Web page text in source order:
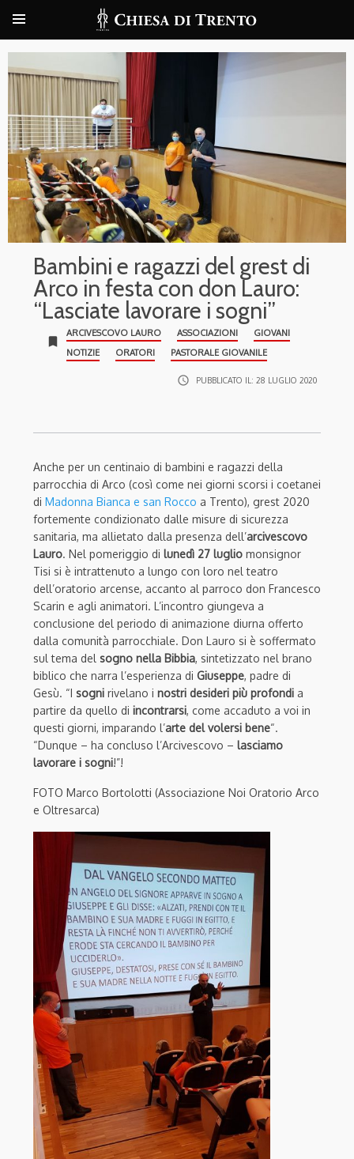
Bambini e ragazzi del grest di
Arco in festa con don Lauro:
“Lasciate lavorare i sogni”
bookmark
ARCIVESCOVO LAURO ASSOCIAZIONI
GIOVANI
NOTIZIE
ORATORI PASTORALE GIOVANILE
access_time PUBBLICATO IL: 28 LUGLIO 2020
Anche per un centinaio di bambini e ragazzi della
parrocchia di Arco (così come nei giorni scorsi i coetanei
di Madonna Bianca e san Rocco a Trento), grest 2020
fortemente condizionato dalle misure di sicurezza
sanitaria, ma allietato dalla presenza dell’arcivescovo
Lauro. Nel pomeriggio di lunedì 27 luglio monsignor
Tisi si è intrattenuto a lungo con loro nel teatro
dell’oratorio arcense, accanto al parroco don Francesco
Scarin e agli animatori. L’incontro giungeva a
conclusione del periodo di animazione diurna offerto
dalla comunità parrocchiale. Don Lauro si è soffermato
sul tema del sogno nella Bibbia, sintetizzato nel brano
biblico che narra l’esperienza di Giuseppe, padre di
Gesù. “I sogni rivelano i nostri desideri più profondi a
partire da quello di incontrarsi, come accaduto a voi in
questi giorni, imparando l’arte del volersi bene“.
“Dunque – ha concluso l’Arcivescovo – lasciamo
lavorare i sogni!”!
FOTO Marco Bortolotti (Associazione Noi Oratorio Arco
e Oltresarca)